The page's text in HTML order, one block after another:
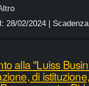
28/02/2024|
alla "Luiss
di